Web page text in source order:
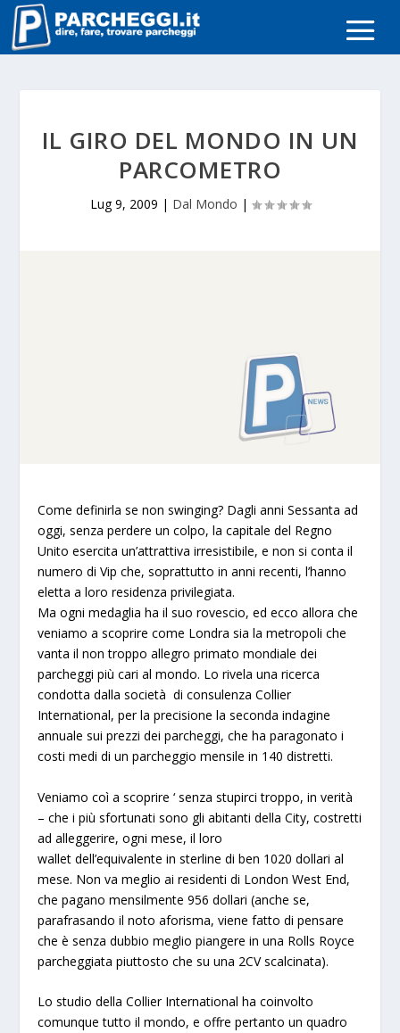
IL GIRO DEL MONDO IN UN
PARCOMETRO
Lug 9, 2009 | Dal Mondo |
Come definirla se nonswinging? Dagli anni Sessanta ad
oggi, senza perdere un colpo, la capitale del Regno
Unito esercita un’attrattiva irresistibile, e non si conta il
numero di Vip che, soprattutto in anni recenti, l’hanno
eletta a loro residenza privilegiata.
Ma ogni medaglia ha il suo rovescio, ed ecco allora che
veniamo a scoprire come Londra sia la metropoli che
vanta il non troppo allegro primato mondiale dei
parcheggi più cari al mondo. Lo rivela una ricerca
condotta dalla società di consulenza Collier
International, per la precisione la seconda indagine
annuale sui prezzi dei parcheggi, che ha paragonato i
costi medi di un parcheggio mensile in 140 distretti.
Veniamo coì a scoprire ‘ senza stupirci troppo, in verità
– che i più sfortunati sono gli abitanti della City, costretti
ad alleggerire, ogni mese, il loro
wallet dell’equivalente in sterline di ben 1020 dollari al
mese. Non va meglio ai residenti di London West End,
che pagano mensilmente 956 dollari (anche se,
parafrasando il noto aforisma, viene fatto di pensare
che è senza dubbio meglio piangere in una Rolls Royce
parcheggiata piuttosto che su una 2CV scalcinata).
Lo studio della Collier International ha coinvolto
comunque tutto il mondo, e offre pertanto un quadro